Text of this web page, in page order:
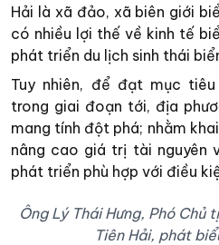
Hải là xã đảo, xã biên giới
có nhiều lợi thế về kinh tế
phát triển du lịch sinh thái
Tuy nhiên, để đạt mục
trong giai đoạn tới, địa
mang tính đột phá; nhằm
nâng cao giá trị tài nguyên
phát triển phù hợp với điều
Ông Lý Thái Hưng, Phó
Tiên Hải, phát